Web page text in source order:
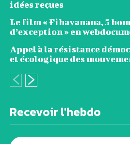
idées reçues
Le film « Fihavanana, 5
d’exception » en
Appel à la résistance
et écologique des
Recevoir l'hebdo